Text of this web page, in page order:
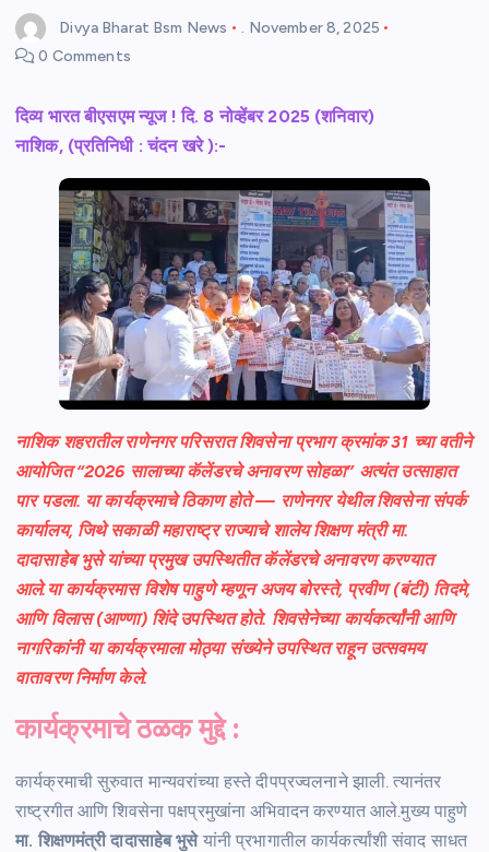
Divya Bharat Bsm News . November 8, 2025
0 Comments
दिव्य भारत बीएसएम न्यूज ! दि. 8 नोव्हेंबर 2025 (शनिवार)
नाशिक, (प्रतिनिधी : चंदन खरे ):-
नाशिक शहरातील राणेनगर परिसरात शिवसेना प्रभाग क्रमांक 31 च्या वतीने
आयोजित “2026 सालाच्या कॅलेंडरचे अनावरण सोहळा” अत्यंत उत्साहात
पार पडला. या कार्यक्रमाचे ठिकाण होते — राणेनगर येथील शिवसेना संपर्क
कार्यालय, जिथे सकाळी महाराष्ट्र राज्याचे शालेय शिक्षण मंत्री मा.
दादासाहेब भुसे यांच्या प्रमुख उपस्थितीत कॅलेंडरचे अनावरण करण्यात
आले.या कार्यक्रमास विशेष पाहुणे म्हणून अजय बोरस्ते, प्रवीण (बंटी) तिदमे,
आणि विलास (आण्णा) शिंदे उपस्थित होते. शिवसेनेच्या कार्यकर्त्यांनी आणि
नागरिकांनी या कार्यक्रमाला मोठ्या संख्येने उपस्थित राहून उत्सवमय
वातावरण निर्माण केले.
कार्यक्रमाचे ठळक मुद्दे :
कार्यक्रमाची सुरुवात मान्यवरांच्या हस्ते दीपप्रज्वलनाने झाली. त्यानंतर
राष्ट्रगीत आणि शिवसेना पक्षप्रमुखांना अभिवादन करण्यात आले.मुख्य पाहुणे
मा. शिक्षणमंत्री दादासाहेब भुसेयांनी प्रभागातील कार्यकर्त्यांशी संवाद साधत